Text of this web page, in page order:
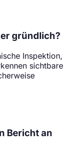
gründlich?
Inspektion,
sichtbare
Bericht an